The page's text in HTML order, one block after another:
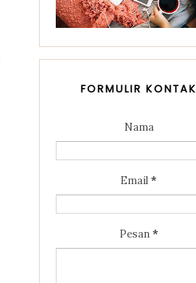
FORMULIR KONTAK
Nama
Email *
Pesan *